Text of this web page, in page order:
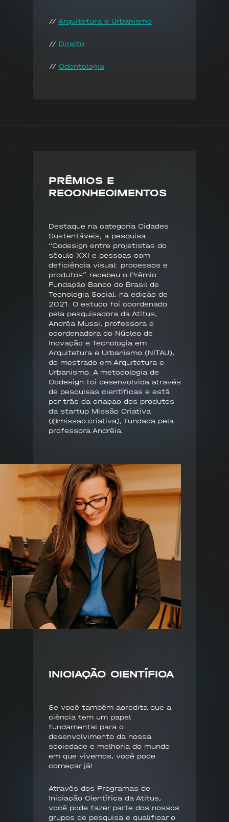
// Arquitetura e Urbanismo
// Direito
// Odontologia
PRÊMIOS E
RECONHECIMENTOS
Destaque na categoria Cidades
Sustentáveis, a pesquisa
“Codesign entre projetistas do
século XXI e pessoas com
deficiência visual: processos e
produtos” recebeu o Prêmio
Fundação Banco do Brasil de
Tecnologia Social, na edição de
2021. O estudo foi coordenado
pela pesquisadora da Atitus,
Andréa Mussi, professora e
coordenadora do Núcleo de
Inovação e Tecnologia em
Arquitetura e Urbanismo (NITAU),
do mestrado em Arquitetura e
Urbanismo. A metodologia de
Codesign foi desenvolvida através
de pesquisas científicas e está
por trás da criação dos produtos
da startup Missão Criativa
(@missao.criativa), fundada pela
professora Andréia.
INICIAÇÃO CIENTÍFICA
Se você também acredita que a
ciência tem um papel
fundamental para o
desenvolvimento da nossa
sociedade e melhoria do mundo
em que vivemos, você pode
começar já!
Através dos Programas de
Iniciação Científica da Atitus,
você pode fazer parte dos nossos
grupos de pesquisa e qualificar o